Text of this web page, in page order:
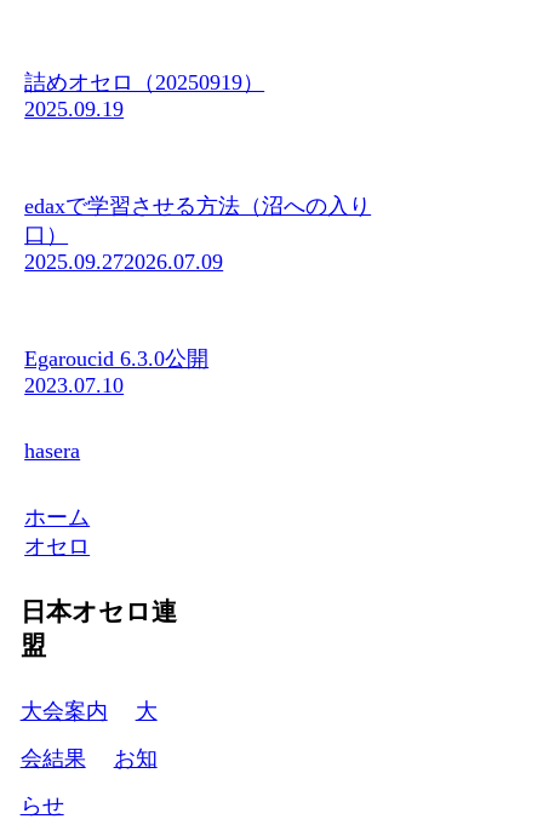
詰めオセロ（20250919）
2025.09.19
edaxで学習させる方法（沼への入り
口）
2025.09.272026.07.09
Egaroucid 6.3.0公開
2023.07.10
hasera
ホーム
オセロ
日本オセロ連
盟
大会案内
大
会結果
お知
らせ